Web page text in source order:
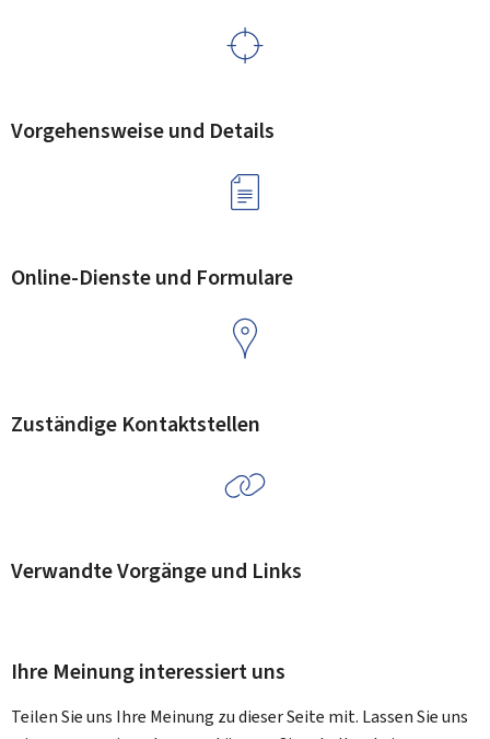
Vorgehensweise und Details
Online-Dienste und Formulare
Zuständige Kontaktstellen
Verwandte Vorgänge und Links
Ihre Meinung interessiert uns
Teilen Sie uns Ihre Meinung zu dieser Seite mit. Lassen Sie uns